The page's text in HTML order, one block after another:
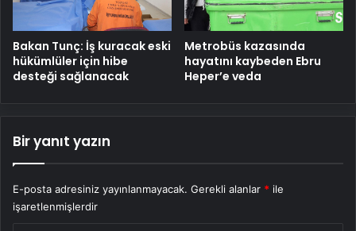
Bakan Tunç: İş kuracak eski
hükümlüler için hibe
desteği sağlanacak
Metrobüs kazasında
hayatını kaybeden Ebru
Heper’e veda
Bir yanıt yazın
E-posta adresiniz yayınlanmayacak. Gerekli alanlar * ile
işaretlenmişlerdir